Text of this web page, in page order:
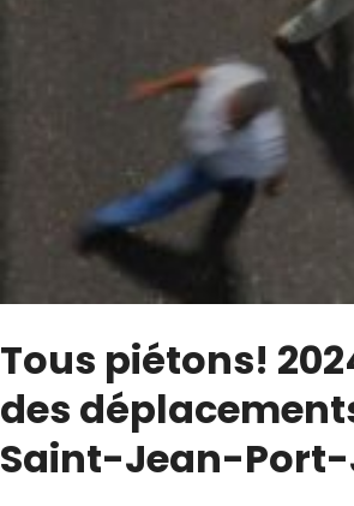
Tous piétons!
des
Saint-Jean-